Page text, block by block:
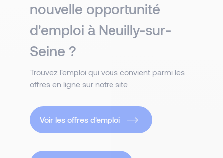
nouvelle opportunité
d'emploi à Neuilly-sur-
Seine ?
Trouvez l'emploi qui vous convient parmi les
offres en ligne sur notre site.
Voir les offres d'emploi